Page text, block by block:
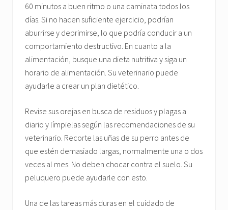
60 minutos a buen ritmo o una caminata todos los
días. Si no hacen suficiente ejercicio, podrían
aburrirse y deprimirse, lo que podría conducir a un
comportamiento destructivo. En cuanto a la
alimentación, busque una dieta nutritiva y siga un
horario de alimentación. Su veterinario puede
ayudarle a crear un plan dietético.
Revise sus orejas en busca de residuos y plagas a
diario y límpielas según las recomendaciones de su
veterinario. Recorte las uñas de su perro antes de
que estén demasiado largas, normalmente una o dos
veces al mes. No deben chocar contra el suelo. Su
peluquero puede ayudarle con esto.
Una de las tareas más duras en el cuidado de